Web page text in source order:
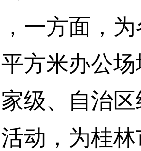
一方面，
平方米办公
级、自治
动，为桂